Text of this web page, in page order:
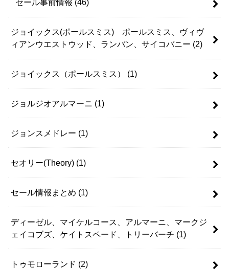
セール事前情報 (46)
ジョイックス(ポールスミス) ポールスミス、ヴィヴ
ィアンウエストウッド、ランバン、サイコバニー (2)
ジョイックス（ポールスミス） (1)
ジョルジオアルマーニ (1)
ジョンスメドレー (1)
セオリー(Theory) (1)
セール情報まとめ (1)
ディーゼル、マイケルコース、アルマーニ、マークジ
ェイコブズ、ケイトスペード、トリーバーチ (1)
トゥモローランド (2)